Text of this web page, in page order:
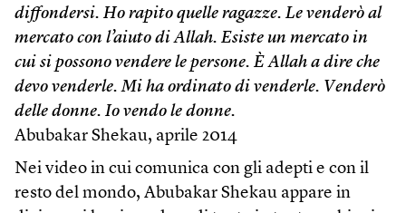
diffondersi. Ho rapito quelle ragazze. Le venderò al
mercato con l’aiuto di Allah. Esiste un mercato in
cui si possono vendere le persone. È Allah a dire che
devo venderle. Mi ha ordinato di venderle. Venderò
delle donne. Io vendo le donne.
Abubakar Shekau, aprile 2014
Nei video in cui comunica con gli adepti e con il
resto del mondo, Abubakar Shekau appare in